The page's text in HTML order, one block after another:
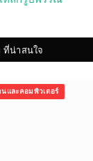
ที่น่าสนใจ
นและคอมพิวเตอร์